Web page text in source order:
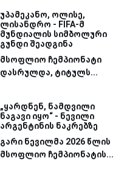
უპამეკანო, ოლისე,
ლისანდრო - FIFA-მ
მუნდიალის სიმბოლური
გუნდი შეადგინა
მსოფლიო ჩემპიონატი
დასრულდა, ტიტულს...
„ყარდნენ, ნამდვილი
ნაგავი იყო“ - ნევილი
არგენტინის ნაკრებზე
გარი ნევილმა 2026 წლის
მსოფლიო ჩემპიონატის...